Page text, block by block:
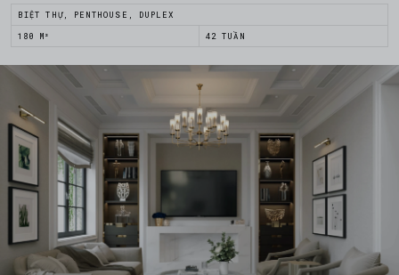
BIỆT THỰ, PENTHOUSE, DUPLEX
180 M² 42 TUẦN